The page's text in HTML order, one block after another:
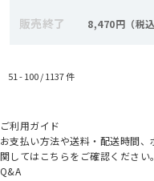
販売終了 8,470円
51 - 100 /1137件
ご利用ガイド
お支払い方法や送料・配送時間
関してはこちらをご確認ください。
Q&A